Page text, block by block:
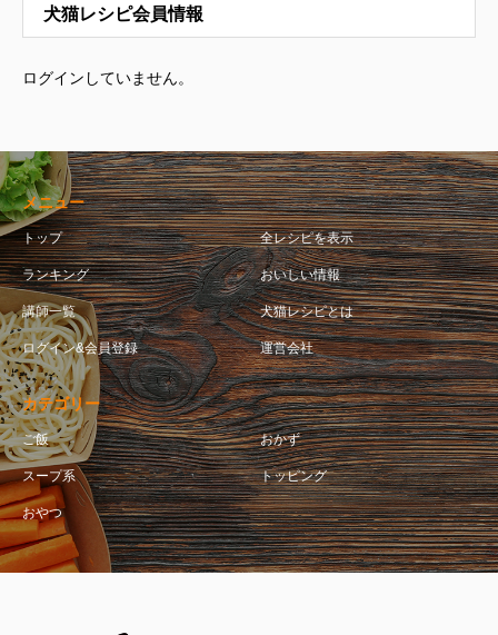
犬猫レシピ会員情報
ログインしていません。
メニュー
トップ 全レシピを表示
ランキング おいしい情報
講師一覧 犬猫レシピとは
ログイン&会員登録 運営会社
カテゴリー
ご飯 おかず
スープ系 トッピング
おやつ